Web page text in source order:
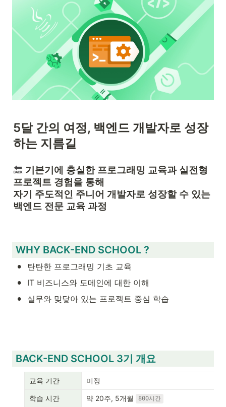
5달 간의 여정, 백엔드 개발자로 성장
하는 지름길
기본기에 충실한 프로그래밍 교육과 실전형
프로젝트 경험을 통해
자기 주도적인 주니어 개발자로 성장할 수 있는
백엔드 전문 교육 과정
WHY BACK-END SCHOOL ?
• 탄탄한 프로그래밍 기초 교육
• IT 비즈니스와 도메인에 대한 이해
• 실무와 맞닿아 있는 프로젝트 중심 학습
BACK-END SCHOOL 3기 개요
교육 기간 미정
학습 시간 약 20주, 5개월 800시간